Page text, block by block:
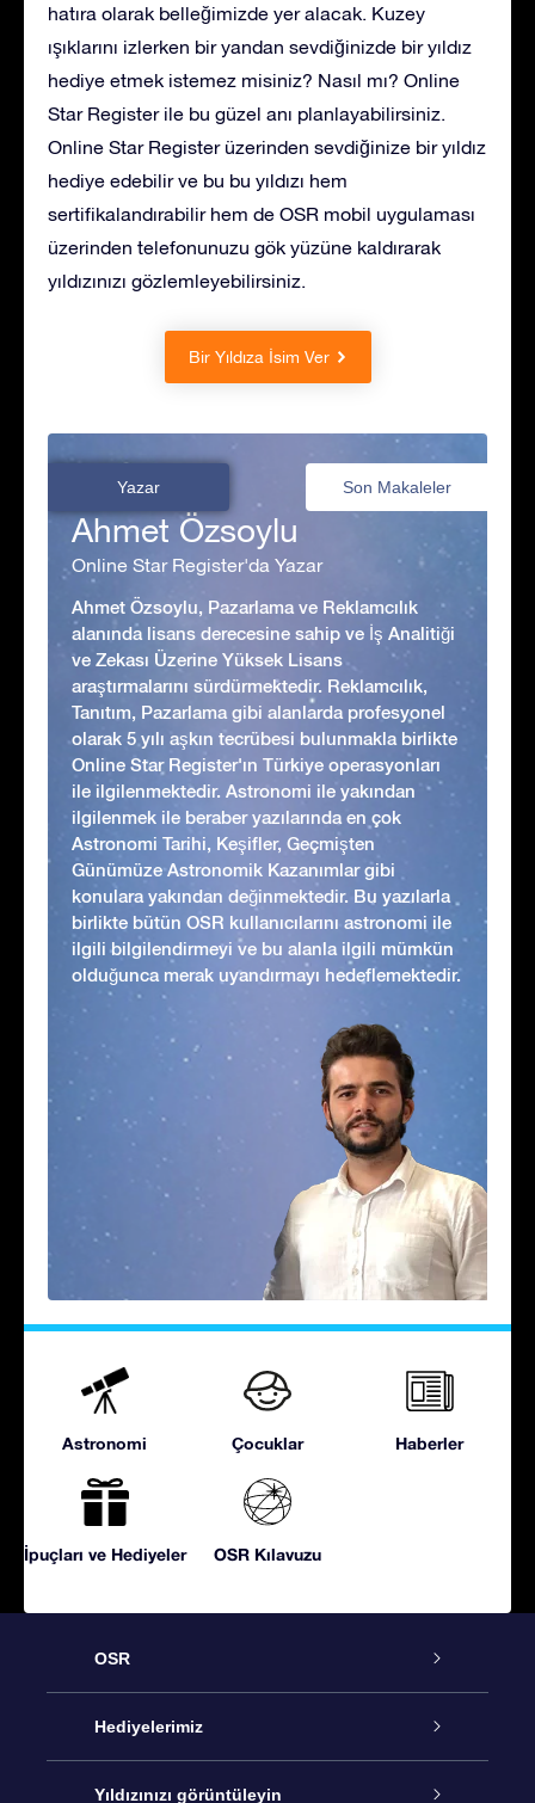
hatıra olarak belleğimizde yer alacak. Kuzey
ışıklarını izlerken bir yandan sevdiğinizde bir yıldız
hediye etmek istemez misiniz? Nasıl mı? Online
Star Register ile bu güzel anı planlayabilirsiniz.
Online Star Register üzerinden sevdiğinize bir yıldız
hediye edebilir ve bu bu yıldızı hem
sertifikalandırabilir hem de OSR mobil uygulaması
üzerinden telefonunuzu gök yüzüne kaldırarak
yıldızınızı gözlemleyebilirsiniz.
Bir Yıldıza İsim Ver
Yazar Son Makaleler
Ahmet Özsoylu
Online Star Register'da Yazar
Ahmet Özsoylu, Pazarlama ve Reklamcılık
alanında lisans derecesine sahip ve İş Analitiği
ve Zekası Üzerine Yüksek Lisans
araştırmalarını sürdürmektedir. Reklamcılık,
Tanıtım, Pazarlama gibi alanlarda profesyonel
olarak 5 yılı aşkın tecrübesi bulunmakla birlikte
Online Star Register'ın Türkiye operasyonları
ile ilgilenmektedir. Astronomi ile yakından
ilgilenmek ile beraber yazılarında en çok
Astronomi Tarihi, Keşifler, Geçmişten
Günümüze Astronomik Kazanımlar gibi
konulara yakından değinmektedir. Bu yazılarla
birlikte bütün OSR kullanıcılarını astronomi ile
ilgili bilgilendirmeyi ve bu alanla ilgili mümkün
olduğunca merak uyandırmayı hedeflemektedir.
Astronomi Çocuklar Haberler
İpuçları ve Hediyeler OSR Kılavuzu
OSR
Hizmet
İletişim
Hediyelerimiz
Çevrimiçi Yıldız Hediyesi
Yıldızınızı görüntüleyin